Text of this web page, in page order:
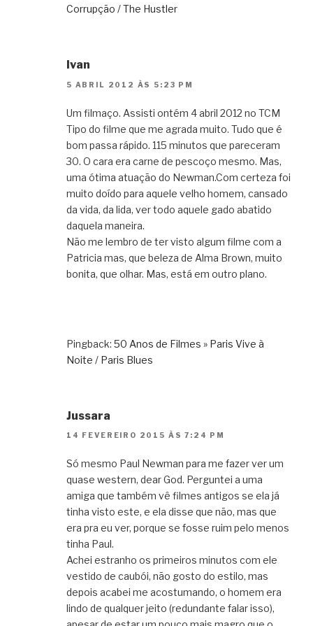
Corrupção / The Hustler
Ivan
5 ABRIL 2012 ÀS 5:23 PM
Um filmaço. Assisti ontém 4 abril 2012 no TCM
Tipo do filme que me agrada muito. Tudo que é
bom passa rápido. 115 minutos que pareceram
30. O cara era carne de pescoço mesmo. Mas,
uma ótima atuação do Newman.Com certeza foi
muito doído para aquele velho homem, cansado
da vida, da lida, ver todo aquele gado abatido
daquela maneira.
Não me lembro de ter visto algum filme com a
Patricia mas, que beleza de Alma Brown, muito
bonita, que olhar. Mas, está em outro plano.
Pingback: 50 Anos de Filmes » Paris Vive à
Noite / Paris Blues
Jussara
14 FEVEREIRO 2015 ÀS 7:24 PM
Só mesmo Paul Newman para me fazer ver um
quase western, dear God. Perguntei a uma
amiga que também vê filmes antigos se ela já
tinha visto este, e ela disse que não, mas que
era pra eu ver, porque se fosse ruim pelo menos
tinha Paul.
Achei estranho os primeiros minutos com ele
vestido de caubói, não gosto do estilo, mas
depois acabei me acostumando, o homem era
lindo de qualquer jeito (redundante falar isso),